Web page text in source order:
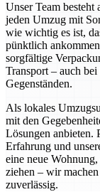
Unser Team
jeden Umzug mit
wie wichtig es ist,
pünktlich
sorgfältige
Transport – auch
Gegenständen.
Als lokales
mit den
Lösungen anbieten.
Erfahrung und
eine neue
ziehen – wir
zuverlässig.